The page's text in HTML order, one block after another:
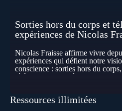
Sorties hors du corps et
expériences de Nicolas
Nicolas Fraisse affirme vivre
expériences qui défient notre
conscience : sorties hors du
télépathie spontanée… Comment
les pensées d’autrui ? Que
Ressources illimitées